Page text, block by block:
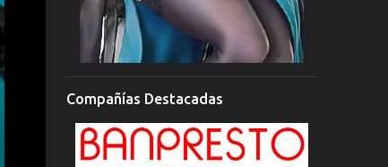
Compañías Destacadas